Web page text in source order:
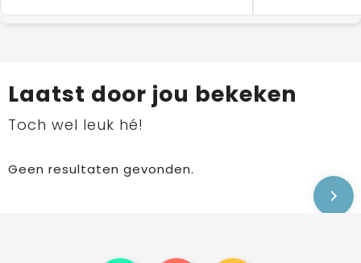
Laatst door jou bekeken
Toch wel leuk hé!
Geen resultaten gevonden.